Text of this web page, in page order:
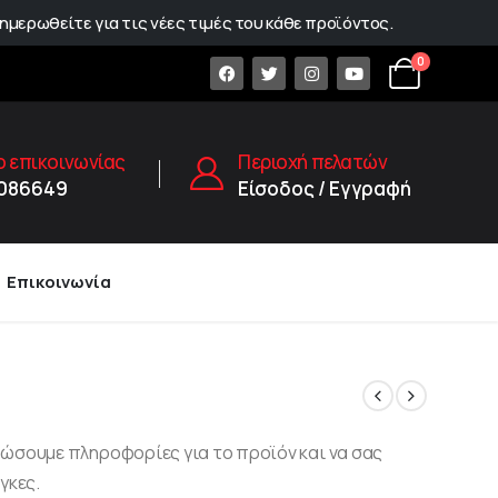
για τις νέες τιμές του κάθε προϊόντος.
0
Περιοχή πελατών
Είσοδος / Εγγραφή
Επικοινωνία
πληροφορίες για το προϊόν και να σας